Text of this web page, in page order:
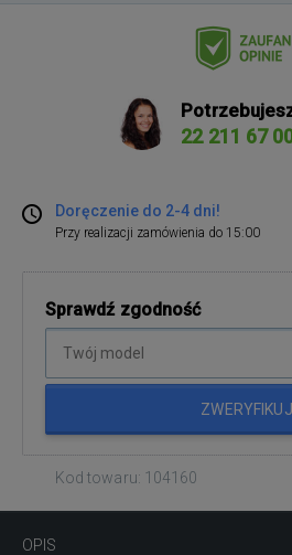
22 211 67
Doręczenie do 2-4 dni!
Przy realizacji zamówienia do 15:00
Sprawdź zgodność
ZWERYFIKUJ
Kod towaru: 104160
OPIS